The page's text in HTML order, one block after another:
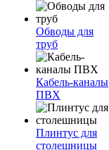
Обводы для
труб
Кабель-каналы
ПВХ
Плинтус для
столешницы